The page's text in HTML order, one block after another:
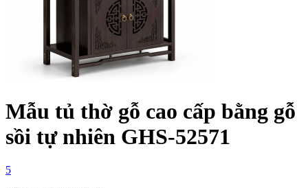
Mẫu tủ thờ gỗ cao cấp bằng gỗ
sồi tự nhiên GHS-52571
5